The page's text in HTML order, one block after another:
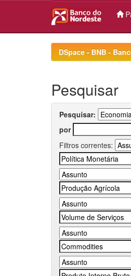
DSpace - BNB -
Pesquisar
Pesquisar:
por
Filtros correntes: